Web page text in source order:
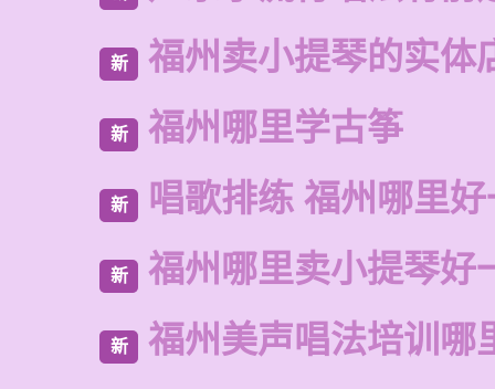
新 福州卖小提琴的实体
新 福州哪里学古筝
新 唱歌排练 福州哪里
新 福州哪里卖小提琴好
新 福州美声唱法培训哪